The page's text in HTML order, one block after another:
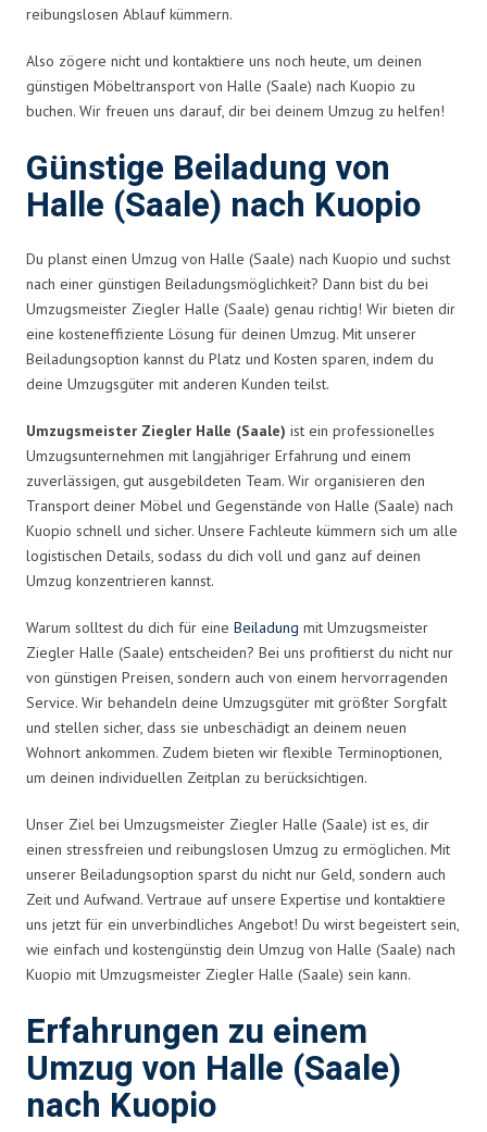
reibungslosen Ablauf kümmern.
Also zögere nicht und kontaktiere uns noch heute, um deinen
günstigen Möbeltransport von Halle (Saale) nach Kuopio zu
buchen. Wir freuen uns darauf, dir bei deinem Umzug zu helfen!
Günstige Beiladung von
Halle (Saale) nach Kuopio
Du planst einen Umzug von Halle (Saale) nach Kuopio und suchst
nach einer günstigen Beiladungsmöglichkeit? Dann bist du bei
Umzugsmeister Ziegler Halle (Saale) genau richtig! Wir bieten dir
eine kosteneffiziente Lösung für deinen Umzug. Mit unserer
Beiladungsoption kannst du Platz und Kosten sparen, indem du
deine Umzugsgüter mit anderen Kunden teilst.
Umzugsmeister Ziegler Halle (Saale) ist ein professionelles
Umzugsunternehmen mit langjähriger Erfahrung und einem
zuverlässigen, gut ausgebildeten Team. Wir organisieren den
Transport deiner Möbel und Gegenstände von Halle (Saale) nach
Kuopio schnell und sicher. Unsere Fachleute kümmern sich um alle
logistischen Details, sodass du dich voll und ganz auf deinen
Umzug konzentrieren kannst.
Warum solltest du dich für eine Beiladung mit Umzugsmeister
Ziegler Halle (Saale) entscheiden? Bei uns profitierst du nicht nur
von günstigen Preisen, sondern auch von einem hervorragenden
Service. Wir behandeln deine Umzugsgüter mit größter Sorgfalt
und stellen sicher, dass sie unbeschädigt an deinem neuen
Wohnort ankommen. Zudem bieten wir flexible Terminoptionen,
um deinen individuellen Zeitplan zu berücksichtigen.
Unser Ziel bei Umzugsmeister Ziegler Halle (Saale) ist es, dir
einen stressfreien und reibungslosen Umzug zu ermöglichen. Mit
unserer Beiladungsoption sparst du nicht nur Geld, sondern auch
Zeit und Aufwand. Vertraue auf unsere Expertise und kontaktiere
uns jetzt für ein unverbindliches Angebot! Du wirst begeistert sein,
wie einfach und kostengünstig dein Umzug von Halle (Saale) nach
Kuopio mit Umzugsmeister Ziegler Halle (Saale) sein kann.
Erfahrungen zu einem
Umzug von Halle (Saale)
nach Kuopio